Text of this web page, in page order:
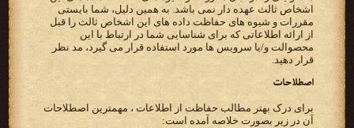
اشخاص ثالث عهده دار نمی باشد. به‬ ‫همین دلیل، شما بایستی
مقررات و شیوه های حفاظت داده های این اشخاص ثالث را قبل
از ارائه اطلاعاتی که برای شناسایی شما‬ ‫در ارتباط با این
محصوالت و/یا سرویس ها مورد استفاده قرار می گیرد، مد نظر
قرار دهید.‬
اصطلاحات
برای درک بهتر مطالب حفاظت از اطلاعات ، مهمترین اصطلاحات
آن در زیر بصورت خلاصه آمده است: